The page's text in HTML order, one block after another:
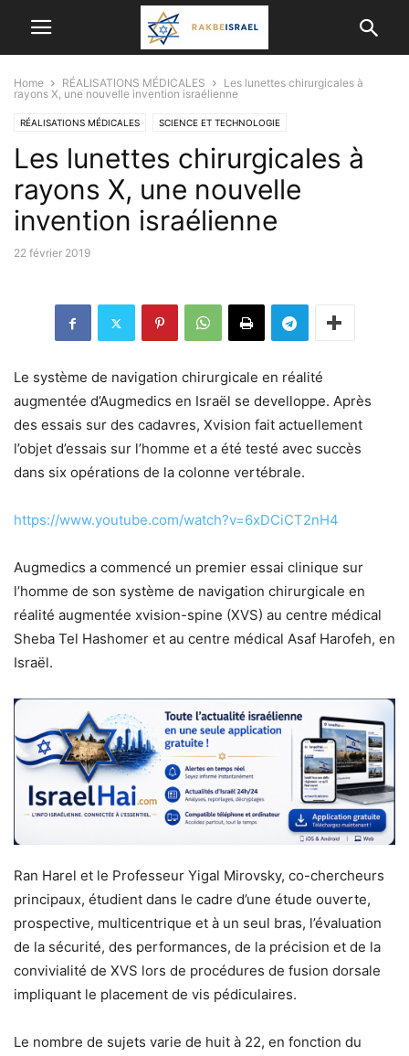
Home RÉALISATIONS MÉDICALES
Les lunettes chirurgicales à
rayons X, une nouvelle invention israélienne
RÉALISATIONS MÉDICALES SCIENCE ET TECHNOLOGIE
Les lunettes chirurgicales à
rayons X, une nouvelle
invention israélienne
22 février 2019
Le système de navigation chirurgicale en réalité
augmentée d’Augmedics en Israël se develloppe. Après
des essais sur des cadavres, Xvision fait actuellement
l’objet d’essais sur l’homme et a été testé avec succès
dans six opérations de la colonne vertébrale.
https://www.youtube.com/watch?v=6xDCiCT2nH4
Augmedics a commencé un premier essai clinique sur
l’homme de son système de navigation chirurgicale en
réalité augmentée xvision-spine (XVS) au centre médical
Sheba Tel Hashomer et au centre médical Asaf Harofeh, en
Israël.
Ran Harel et le Professeur Yigal Mirovsky, co-chercheurs
principaux, étudient dans le cadre d’une étude ouverte,
prospective, multicentrique et à un seul bras, l’évaluation
de la sécurité, des performances, de la précision et de la
convivialité de XVS lors de procédures de fusion dorsale
impliquant le placement de vis pédiculaires.
Le nombre de sujets varie de huit à 22, en fonction du